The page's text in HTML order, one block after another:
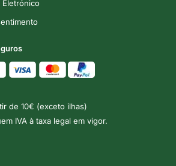
Eletrónico
de 10€ (exceto ilhas)
IVA à taxa legal em vigor.